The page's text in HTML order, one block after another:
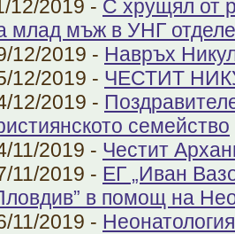
12/2019 - С хрущял от
млад мъж в УНГ
12/2019 - Навръх
12/2019 - ЧЕСТИТ
12/2019 -
семейство
11/2019 - Честит
11/2019 - ЕГ „Иван
в помощ на
11/2019 -